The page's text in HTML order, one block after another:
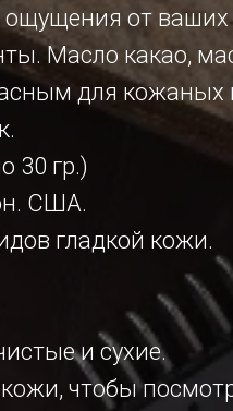
от ваших
Масло какао,
для кожаных
30 гр.)
США.
гладкой кожи.
и сухие.
чтобы